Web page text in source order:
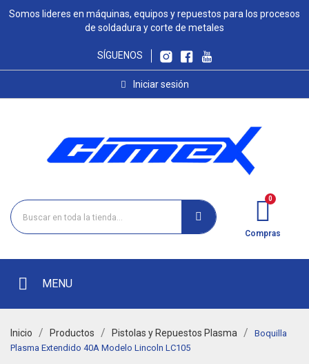
Somos lideres en máquinas, equipos y repuestos para los procesos
de soldadura y corte de metales
SÍGUENOS
Iniciar sesión
Compras
MENU
Inicio Productos Pistolas y Repuestos Plasma
Boquilla
Plasma Extendido 40A Modelo Lincoln LC105